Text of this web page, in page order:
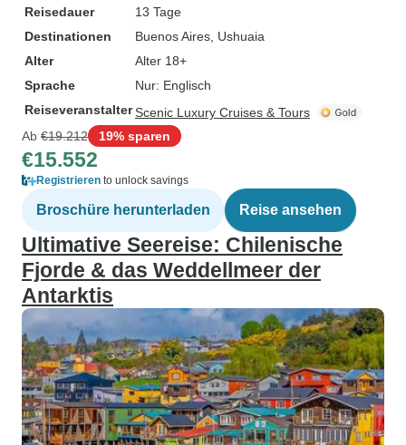
Reisedauer
13 Tage
Destinationen
Buenos Aires , Ushuaia
Alter
Alter 18+
Sprache
Nur: Englisch
ReiseveranstalterScenic Luxury Cruises & Tours
Ab €19.212 19% sparen
€15.552
Registrieren to unlock savings
Broschüre herunterladen Reise ansehen
Ultimative Seereise: Chilenische
Fjorde & das Weddellmeer der
Antarktis